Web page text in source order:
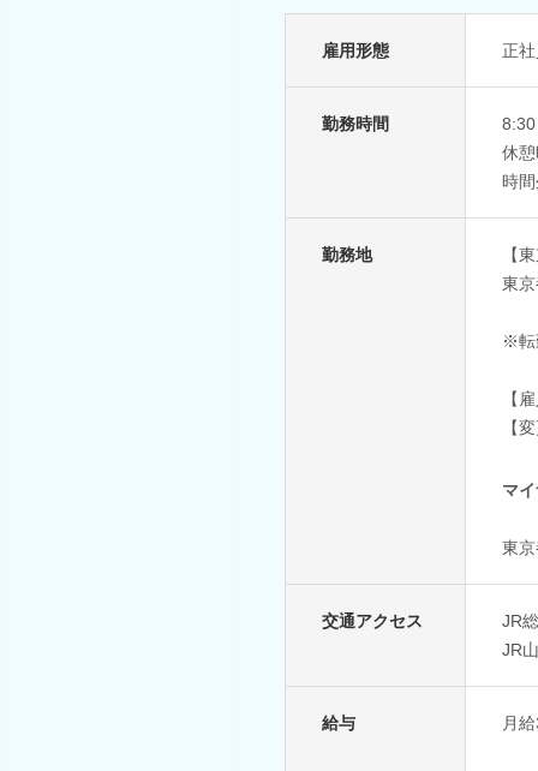
雇用形態 正
勤務時間
休
時
勤務地
【
東
※転
【
【
マ
東
交通アクセス
JR
JR
給与 月